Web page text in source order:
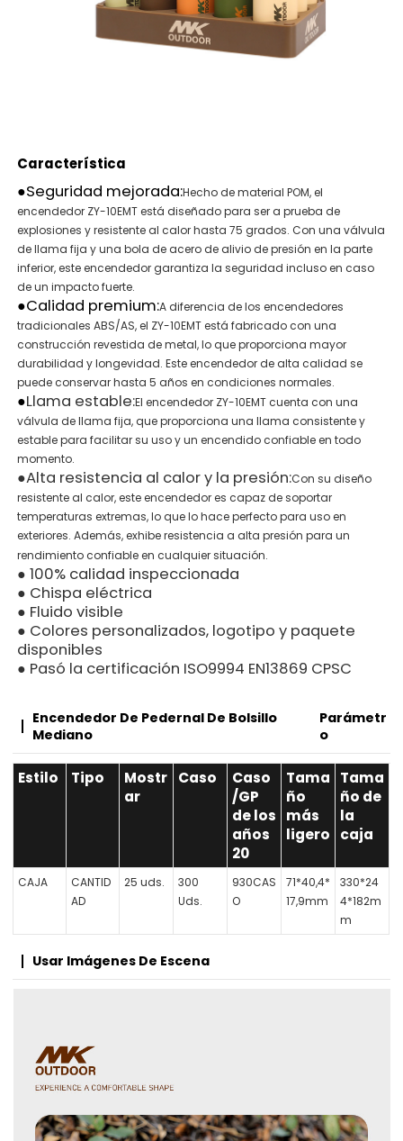
Característica
●Seguridad mejorada:Hecho de material POM, el
encendedor ZY-10EMT está diseñado para ser a prueba de
explosiones y resistente al calor hasta 75 grados. Con una válvula
de llama fija y una bola de acero de alivio de presión en la parte
inferior, este encendedor garantiza la seguridad incluso en caso
de un impacto fuerte.
●Calidad premium:A diferencia de los encendedores
tradicionales ABS/AS, el ZY-10EMT está fabricado con una
construcción revestida de metal, lo que proporciona mayor
durabilidad y longevidad. Este encendedor de alta calidad se
puede conservar hasta 5 años en condiciones normales.
●Llama estable:El encendedor ZY-10EMT cuenta con una
válvula de llama fija, que proporciona una llama consistente y
estable para facilitar su uso y un encendido confiable en todo
momento.
●Alta resistencia al calor y la presión:Con su diseño
resistente al calor, este encendedor es capaz de soportar
temperaturas extremas, lo que lo hace perfecto para uso en
exteriores. Además, exhibe resistencia a alta presión para un
rendimiento confiable en cualquier situación.
● 100% calidad inspeccionada
● Chispa eléctrica
● Fluido visible
● Colores personalizados, logotipo y paquete
disponibles
● Pasó la certificación ISO9994 EN13869 CPSC
Encendedor De Pedernal De Bolsillo
Mediano
Parámetr
O
Estilo Tipo
Mostr
ar
Caso
Caso
/GP
de los
años
20
Tama
ño
más
ligero
Tama
ño de
la
caja
CAJA
CANTID
AD
25 uds.
300
Uds.
930CAS
O
71*40,4*
17,9mm
330*24
4*182m
m
Usar Imágenes De Escena